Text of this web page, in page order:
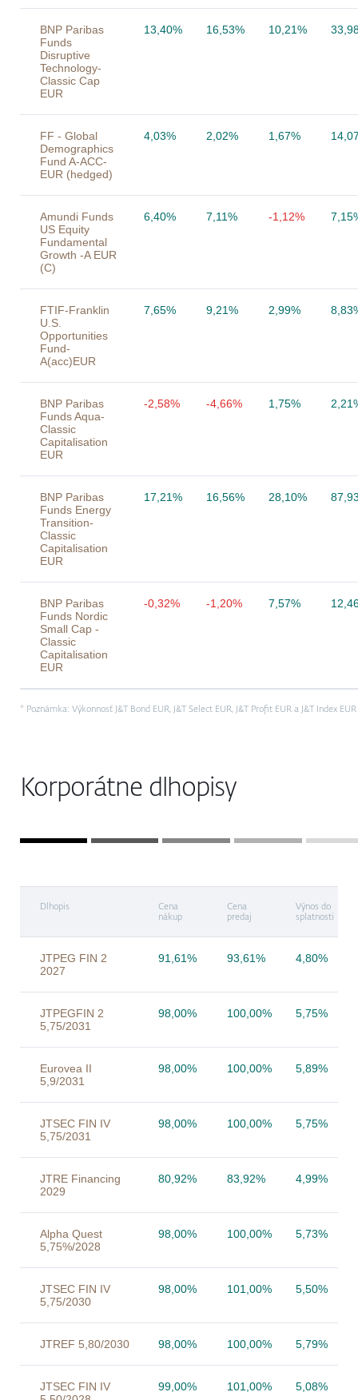
BNP Paribas
Funds
Disruptive
Technology-
Classic Cap
EUR
13,40% 16,53% 10,21%
FF - Global
Demographics
Fund A-ACC-
EUR (hedged)
4,03% 2,02% 1,67%
Amundi Funds
US Equity
Fundamental
Growth -A EUR
(C)
6,40% 7,11% -1,12%
FTIF-Franklin
U.S.
Opportunities
Fund-
A(acc)EUR
7,65% 9,21% 2,99%
BNP Paribas
Funds Aqua-
Classic
Capitalisation
EUR
-2,58% -4,66% 1,75%
BNP Paribas
Funds Energy
Transition-
Classic
Capitalisation
EUR
17,21% 16,56% 28,10%
BNP Paribas
Funds Nordic
Small Cap -
Classic
Capitalisation
EUR
-0,32% -1,20% 7,57%
* Poznámka: Výkonnosť J&T Bond EUR, J&T Select EUR, J&T Profit EUR a J&T Index EUR
Korporátne dlhopisy
Dlhopis
Cena
nákup
Cena
predaj
Výnos do
splatnosti
JTPEG FIN 2
2027
91,61% 93,61% 4,80%
JTPEGFIN 2
5,75/2031
98,00% 100,00% 5,75%
Eurovea II
5,9/2031
98,00% 100,00% 5,89%
JTSEC FIN IV
5,75/2031
98,00% 100,00% 5,75%
JTRE Financing
2029
80,92% 83,92% 4,99%
Alpha Quest
5,75%/2028
98,00% 100,00% 5,73%
JTSEC FIN IV
5,75/2030
98,00% 101,00% 5,50%
JTREF 5,80/2030 98,00% 100,00% 5,79%
JTSEC FIN IV
99,00% 101,00% 5,08%